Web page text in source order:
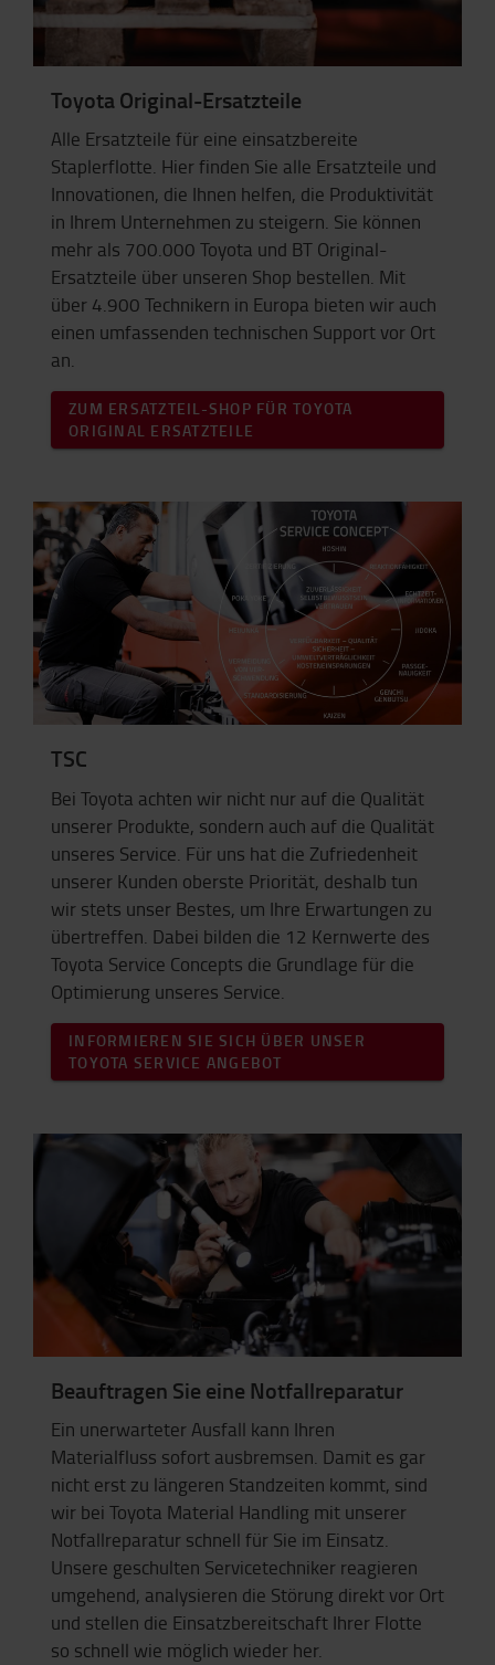
Toyota Original-Ersatzteile
Alle Ersatzteile für eine einsatzbereite
Staplerflotte. Hier finden Sie alle Ersatzteile und
Innovationen, die Ihnen helfen, die Produktivität
in Ihrem Unternehmen zu steigern. Sie können
mehr als 700.000 Toyota und BT Original-
Ersatzteile über unseren Shop bestellen. Mit
über 4.900 Technikern in Europa bieten wir auch
einen umfassenden technischen Support vor Ort
an.
ZUM ERSATZTEIL-SHOP FÜR TOYOTA
ORIGINAL ERSATZTEILE
TSC
Bei Toyota achten wir nicht nur auf die Qualität
unserer Produkte, sondern auch auf die Qualität
unseres Service. Für uns hat die Zufriedenheit
unserer Kunden oberste Priorität, deshalb tun
wir stets unser Bestes, um Ihre Erwartungen zu
übertreffen. Dabei bilden die 12 Kernwerte des
Toyota Service Concepts die Grundlage für die
Optimierung unseres Service.
INFORMIEREN SIE SICH ÜBER UNSER
TOYOTA SERVICE ANGEBOT
Beauftragen Sie eine Notfallreparatur
Ein unerwarteter Ausfall kann Ihren
Materialfluss sofort ausbremsen. Damit es gar
nicht erst zu längeren Standzeiten kommt, sind
wir bei Toyota Material Handling mit unserer
Notfallreparatur schnell für Sie im Einsatz.
Unsere geschulten Servicetechniker reagieren
umgehend, analysieren die Störung direkt vor Ort
und stellen die Einsatzbereitschaft Ihrer Flotte
so schnell wie möglich wieder her.